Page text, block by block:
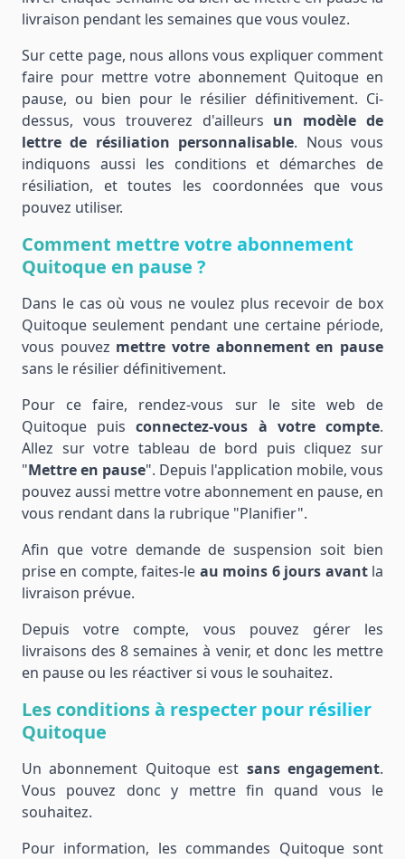
livraison pendant les semaines que vous voulez.
Sur cette page, nous allons vous expliquer comment
faire pour mettre votre abonnement Quitoque en
pause, ou bien pour le résilier définitivement. Ci-
dessus, vous trouverez d'ailleurs un modèle de
lettre de résiliation personnalisable. Nous vous
indiquons aussi les conditions et démarches de
résiliation, et toutes les coordonnées que vous
pouvez utiliser.
Comment mettre votre abonnement
Quitoque en pause ?
Dans le cas où vous ne voulez plus recevoir de box
Quitoque seulement pendant une certaine période,
vous pouvez mettre votre abonnement en pause
sans le résilier définitivement.
Pour ce faire, rendez-vous sur le site web de
Quitoque puisconnectez-vous à votre compte.
Allez sur votre tableau de bord puis cliquez sur
"Mettre en pause". Depuis l'application mobile, vous
pouvez aussi mettre votre abonnement en pause, en
vous rendant dans la rubrique "Planifier".
Afin que votre demande de suspension soit bien
prise en compte, faites-le au moins 6 jours avantla
livraison prévue.
Depuis votre compte, vous pouvez gérer les
livraisons des 8 semaines à venir, et donc les mettre
en pause ou les réactiver si vous le souhaitez.
Les conditions à respecter pour résilier
Quitoque
Un abonnement Quitoque est sans engagement.
Vous pouvez donc y mettre fin quand vous le
souhaitez.
Pour information, les commandes Quitoque sont